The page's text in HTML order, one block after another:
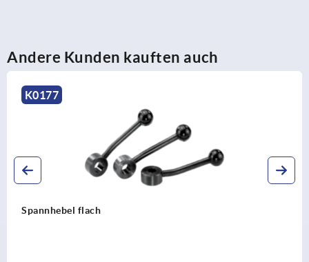
Andere Kunden kauften auch
K0177
Spannhebel flach